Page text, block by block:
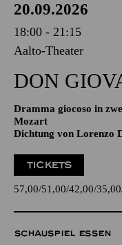
20.09.2026
18:00 - 21:15
Aalto-Theater
DON
Dramma giocoso in
Mozart
Dichtung von Lorenzo
TICKETS
57,00 51,00 42,00 35,00
SCHAUSPIEL ESSEN